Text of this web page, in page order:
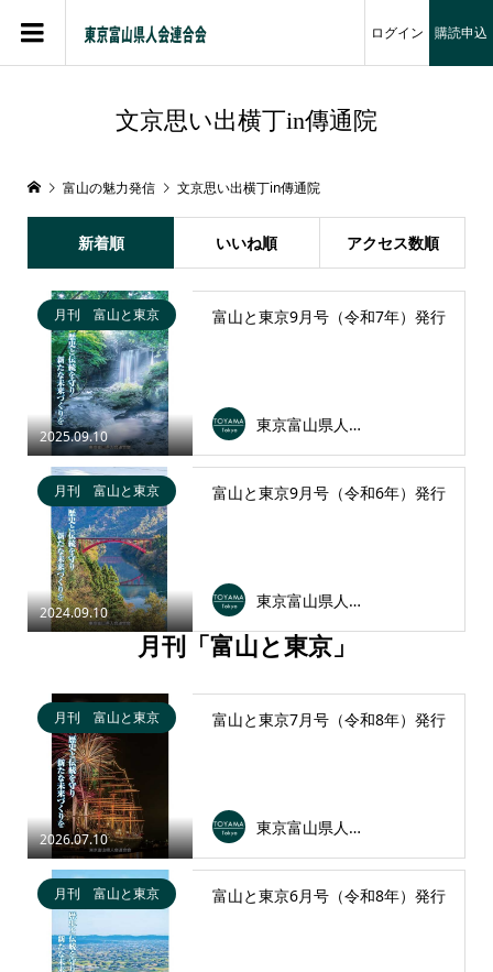
ログイン 購読申込
文京思い出横丁in傳通院
富山の魅力発信 文京思い出横丁in傳通院
新着順 いいね順 アクセス数順
2025.09.10
月刊 富山と東京 富山と東京9月号（令和7年）発行
東京富山県人会連合会
2024.09.10
月刊 富山と東京 富山と東京9月号（令和6年）発行
東京富山県人会連合会
月刊「富山と東京」
2026.07.10
月刊 富山と東京 富山と東京7月号（令和8年）発行
東京富山県人会連合会
月刊 富山と東京 富山と東京6月号（令和8年）発行